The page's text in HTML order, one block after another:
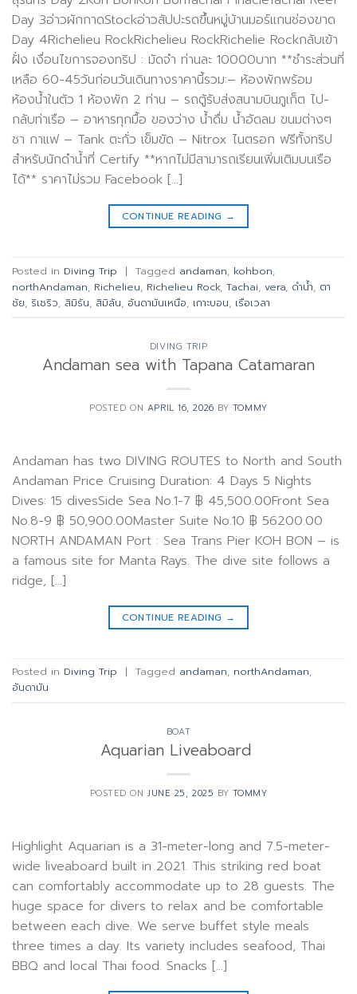
Day 3อ่าวผักกาดStockอ่าวสัปปะรดขึ้นหมู่บ้านมอร์แกนช่องขาด
Day 4Richelieu RockRichelieu RockRichelie Rockกลับเข้า
ฝั่ง เงื่อนไขการจองทริป : มัดจำ ท่านละ 10000บาท **ชำระส่วนที่
เหลือ 60-45วันก่อนวันเดินทางราคานี้รวม:– ห้องพักพร้อม
ห้องน้ำในตัว 1 ห้องพัก 2 ท่าน – รถตู้รับส่งสนามบินภูเก็ต ไป-
กลับท่าเรือ – อาหารทุกมื้อ ของว่าง น้ำดื่ม น้ำอัดลม ขนมต่างๆ
ชา กาแฟ – Tank ตะกั่ว เข็มขัด – Nitrox ไนตรอก ฟรีทั้งทริป
สำหรับนักดำน้ำที่ Certify **หากไม่มีสามารถเรียนเพิ่มเติมบนเรือ
ได้** ราคาไม่รวม Facebook […]
CONTINUE READING →
Posted in Diving Trip | Tagged andaman, kohbon,
northAndaman, Richelieu, Richelieu Rock, Tachai, vera, ดำน้ำ, ตา
ชัย, ริเชริว, สิมิรัน, สิมิลัน, อันดามันเหนือ, เกาะบอน, เรือเวลา
DIVING TRIP
Andaman sea with Tapana Catamaran
POSTED ON APRIL 16, 2026 BY TOMMY
Andaman has two DIVING ROUTES to North and South
Andaman Price Cruising Duration: 4 Days 5 Nights
Dives: 15 divesSide Sea No.1-7 ฿ 45,500.00Front Sea
No.8-9 ฿ 50,900.00Master Suite No.10 ฿ 56200.00
NORTH ANDAMAN Port : Sea Trans Pier KOH BON – is
a famous site for Manta Rays. The dive site follows a
ridge, […]
CONTINUE READING →
Posted in Diving Trip | Tagged andaman, northAndaman,
อันดามัน
BOAT
Aquarian Liveaboard
POSTED ONJUNE 25, 2025 BY TOMMY
Highlight Aquarian is a 31-meter-long and 7.5-meter-
wide liveaboard built in 2021. This striking red boat
can comfortably accommodate up to 28 guests. The
huge space for divers to relax and be comfortable
between each dive. We serve buffet style meals
three times a day. Its variety includes seafood, Thai
BBQ and local Thai food. Snacks […]